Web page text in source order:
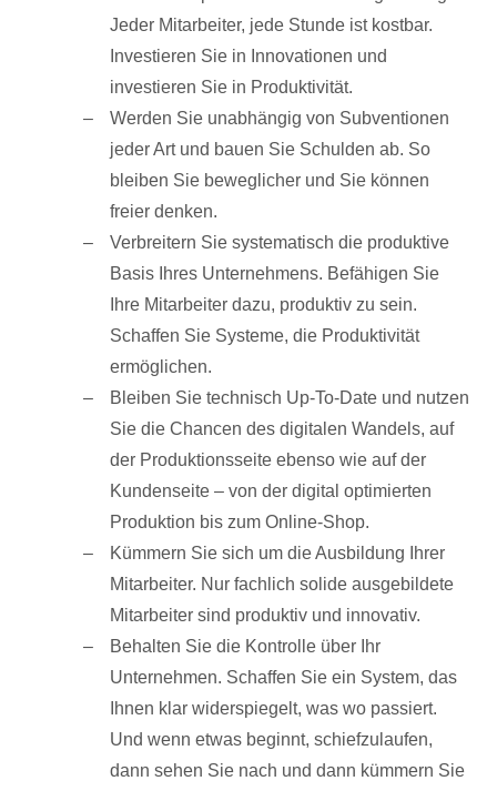
Jeder Mitarbeiter, jede Stunde ist kostbar.
Investieren Sie in Innovationen und
investieren Sie in Produktivität.
Werden Sie unabhängig von Subventionen
jeder Art und bauen Sie Schulden ab. So
bleiben Sie beweglicher und Sie können
freier denken.
Verbreitern Sie systematisch die produktive
Basis Ihres Unternehmens. Befähigen Sie
Ihre Mitarbeiter dazu, produktiv zu sein.
Schaffen Sie Systeme, die Produktivität
ermöglichen.
Bleiben Sie technisch Up-To-Date und nutzen
Sie die Chancen des digitalen Wandels, auf
der Produktionsseite ebenso wie auf der
Kundenseite – von der digital optimierten
Produktion bis zum Online-Shop.
Kümmern Sie sich um die Ausbildung Ihrer
Mitarbeiter. Nur fachlich solide ausgebildete
Mitarbeiter sind produktiv und innovativ.
Behalten Sie die Kontrolle über Ihr
Unternehmen. Schaffen Sie ein System, das
Ihnen klar widerspiegelt, was wo passiert.
Und wenn etwas beginnt, schiefzulaufen,
dann sehen Sie nach und dann kümmern Sie